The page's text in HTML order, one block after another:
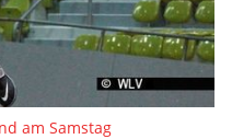
am Samstag